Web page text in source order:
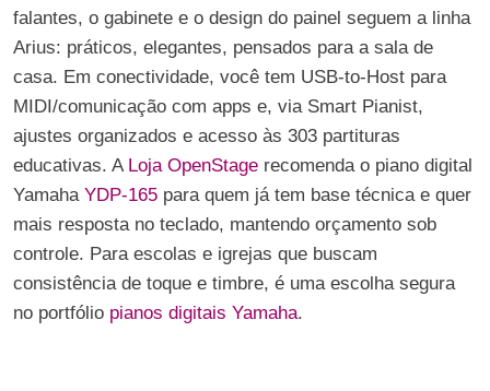
falantes, o gabinete e o design do painel seguem a linha
Arius: práticos, elegantes, pensados para a sala de
casa. Em conectividade, você tem USB-to-Host para
MIDI/comunicação com apps e, via Smart Pianist,
ajustes organizados e acesso às 303 partituras
educativas. ALoja OpenStage recomenda o piano digital
Yamaha YDP-165 para quem já tem base técnica e quer
mais resposta no teclado, mantendo orçamento sob
controle. Para escolas e igrejas que buscam
consistência de toque e timbre, é uma escolha segura
no portfólio pianos digitais Yamaha.